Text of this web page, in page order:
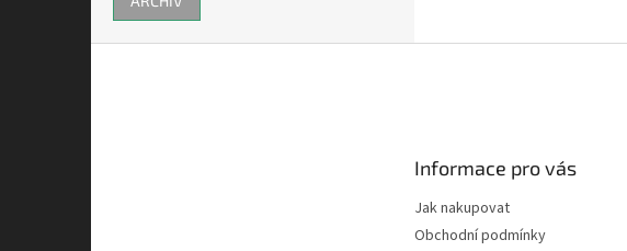
Informace pro vás
Jak nakupovat
Obchodní podmínky